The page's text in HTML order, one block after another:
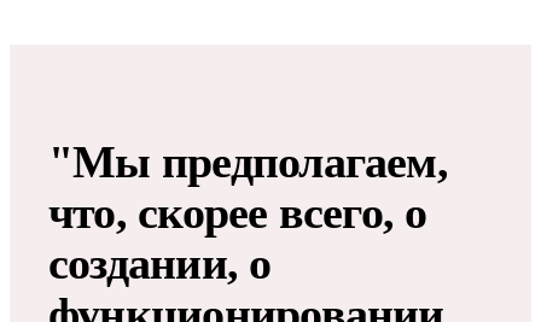
"Мы предполагаем,
что, скорее всего, о
создании, о